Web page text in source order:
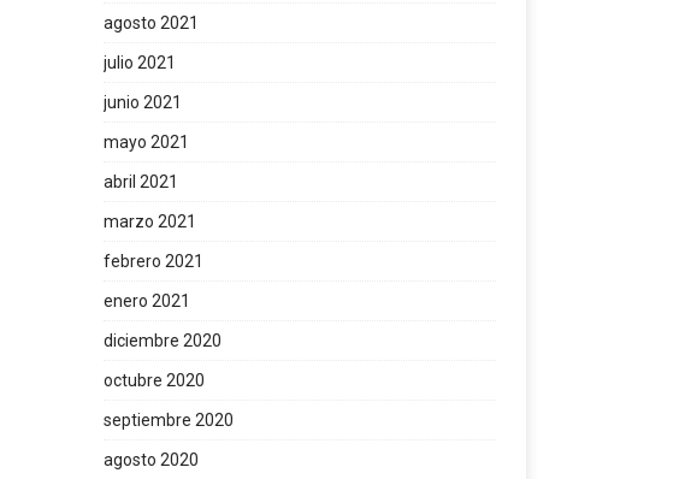
agosto 2021
julio 2021
junio 2021
mayo 2021
abril 2021
marzo 2021
febrero 2021
enero 2021
diciembre 2020
octubre 2020
septiembre 2020
agosto 2020